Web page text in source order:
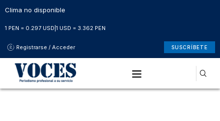
Clima no disponible
1 PEN = 0.297 USD 1 USD = 3.362 PEN
Registrarse / Acceder SUSCRÍBETE